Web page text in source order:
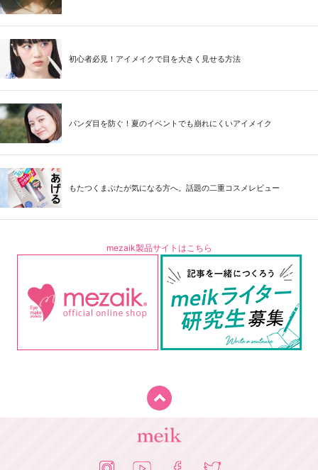
初心者必見！アイメイクで目を大きく見せる方法
パンダ目を防ぐ！夏のイベントでも崩れにくいアイメイク
もたつくまぶたが気になる方へ。話題の二重コスメレビュー
mezaik製品サイトはこちら